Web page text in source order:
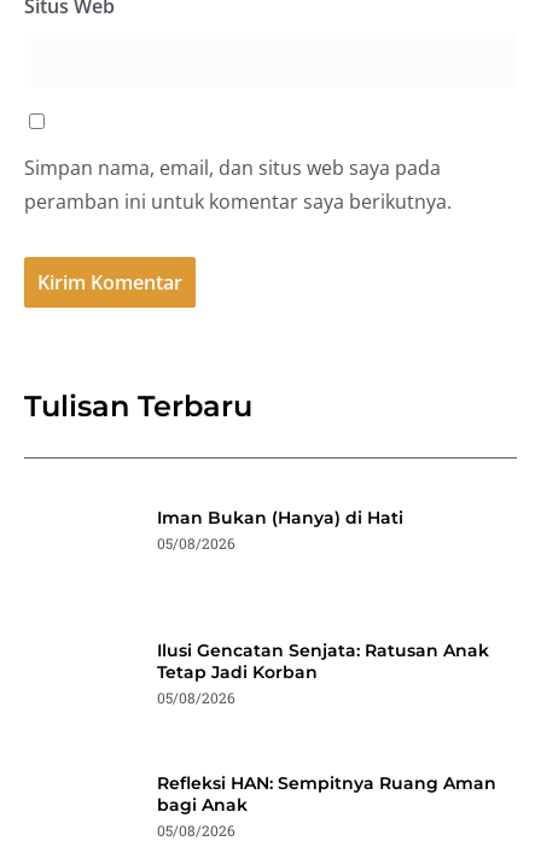
Situs Web
Simpan nama, email, dan situs web saya pada
peramban ini untuk komentar saya berikutnya.
Tulisan Terbaru
Iman Bukan (Hanya) di Hati
05/08/2026
Ilusi Gencatan Senjata: Ratusan Anak
Tetap Jadi Korban
05/08/2026
Refleksi HAN: Sempitnya Ruang Aman
bagi Anak
05/08/2026